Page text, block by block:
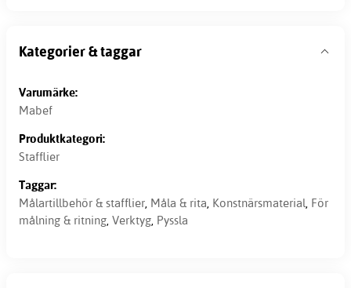
Kategorier & taggar
Varumärke:
Mabef
Produktkategori:
Stafflier
Taggar:
Målartillbehör & stafflier, Måla & rita, Konstnärsmaterial, För
målning & ritning, Verktyg, Pyssla